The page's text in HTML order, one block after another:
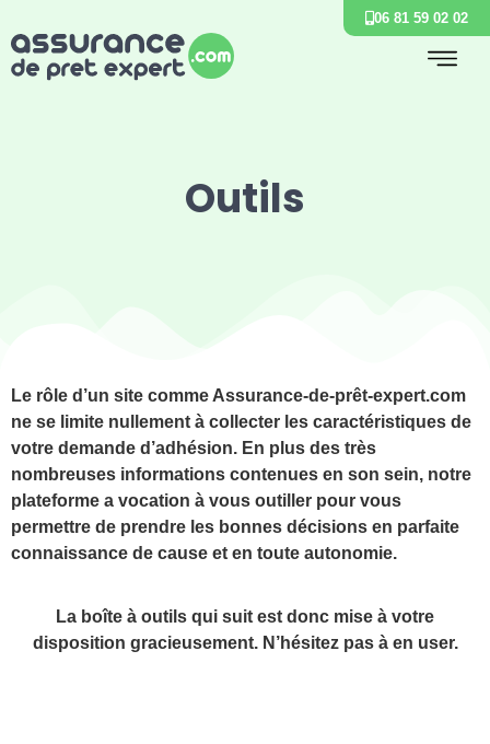
06 81 59 02 02
Outils
Le rôle d’un site comme Assurance-de-prêt-expert.com
ne se limite nullement à collecter les caractéristiques de
votre demande d’adhésion. En plus des très
nombreuses informations contenues en son sein, notre
plateforme a vocation à vous outiller pour vous
permettre de prendre les bonnes décisions en parfaite
connaissance de cause et en toute autonomie.
La boîte à outils qui suit est donc mise à votre
disposition gracieusement. N’hésitez pas à en user.